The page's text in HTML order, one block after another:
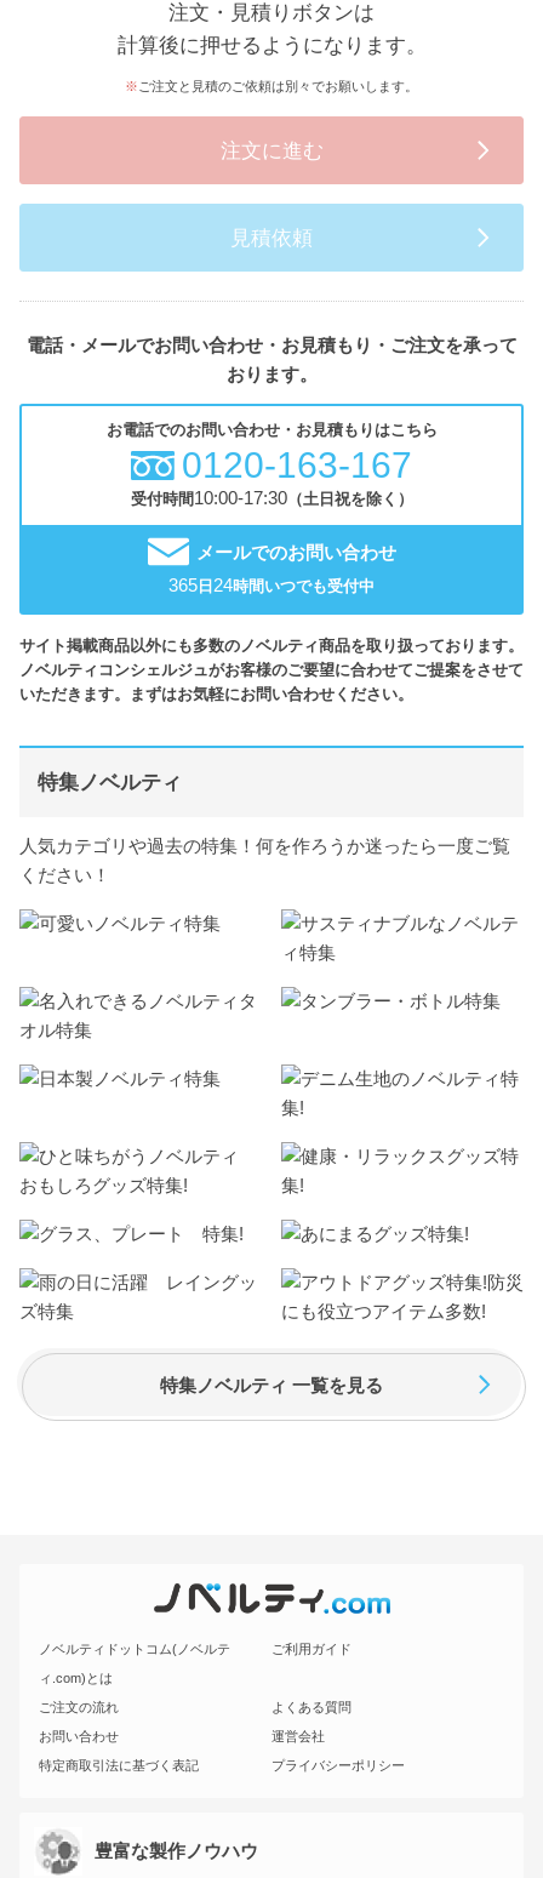
注文・見積りボタンは
計算後に押せるようになります。
ご注文と見積のご依頼は別々でお願いします。
注文に進む
見積依頼
電話・メールでお問い合わせ・お見積もり・ご注文を承って
おります。
お電話でのお問い合わせ・お見積もりはこちら
0120-163-167
受付時間10:00-17:30（土日祝を除く）
メールでのお問い合わせ
365 日 24時間いつでも受付中
サイト掲載商品以外にも多数のノベルティ商品を取り扱っております。
ノベルティコンシェルジュがお客様のご要望に合わせてご提案をさせて
いただきます。まずはお気軽にお問い合わせください。
特集ノベルティ
人気カテゴリや過去の特集！何を作ろうか迷ったら一度ご覧
ください！
特集ノベルティ 一覧を見る
ノベルティドットコム(ノベルテ
ィ.com)とは
ご利用ガイド
ご注文の流れ
よくある質問
お問い合わせ
運営会社
特定商取引法に基づく表記
プライバシーポリシー
豊富な製作ノウハウ